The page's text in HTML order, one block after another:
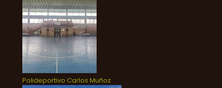
Polideportivo Carlos Muñoz